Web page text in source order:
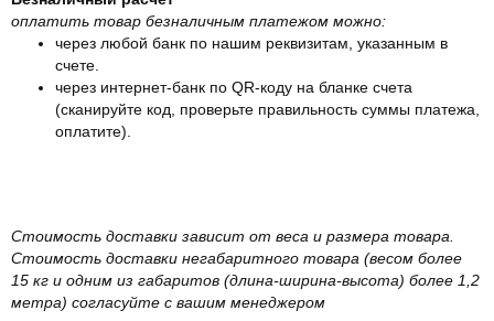
оплатить товар безналичным платежом можно:
через любой банк по нашим реквизитам, указанным в
счете.
через интернет-банк по QR-коду на бланке счета
(сканируйте код, проверьте правильность суммы платежа,
оплатите).
Стоимость доставки зависит от веса и размера товара.
Стоимость доставки негабаритного товара (весом более
15 кг и одним из габаритов (длина-ширина-высота) более 1,2
метра) согласуйте с вашим менеджером